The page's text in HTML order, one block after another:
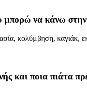
μπορώ να κάνω
κολύμβηση, καγιάκ,
και ποια πιάτα